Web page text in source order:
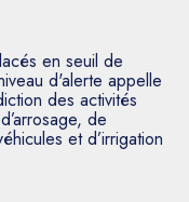
en seuil de
d'alerte appelle
des activités
de
et d’irrigation